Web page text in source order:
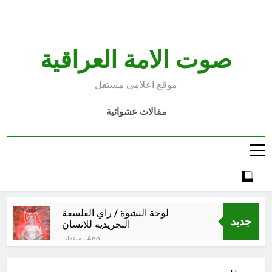
صوت الامة العراقية
موقع اعلامي مستقل
مقالات عشوائية
جديد
لوحة النشوة / راي الفلسفة
التجريدية للانسان
دقيقتان Ago